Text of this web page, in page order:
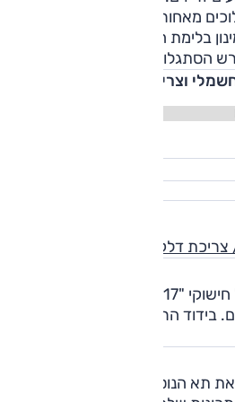
מלפנים. כבר קודם הגיעה האיוניק
וכך גם אחרי מתיחת הפנים. את
מאחורי ההגה, כאשר במצב
בלימת המנוע לצורך טעינה
הסתגלות אבל עובד.
וצריכת דלק
צריכת דלק
בידוד הרעשים מוצלח. התנהגות
תא הנוסעים, כך שהחבילה